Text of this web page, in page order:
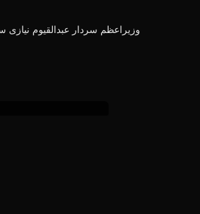
وزیراعظم سردار عبدالقیوم